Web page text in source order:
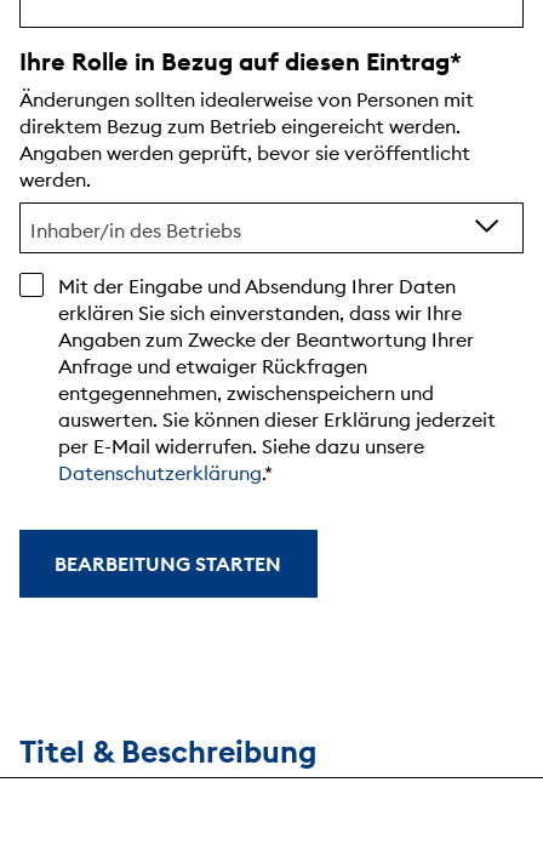
Ihre Rolle in Bezug auf diesen Eintrag
Änderungen sollten idealerweise von Personen mit
direktem Bezug zum Betrieb eingereicht werden.
Angaben werden geprüft, bevor sie veröffentlicht
werden.
Inhaber/in des Betriebs
Mit der Eingabe und Absendung Ihrer Daten
erklären Sie sich einverstanden, dass wir Ihre
Angaben zum Zwecke der Beantwortung Ihrer
Anfrage und etwaiger Rückfragen
entgegennehmen, zwischenspeichern und
auswerten. Sie können dieser Erklärung jederzeit
per E-Mail widerrufen. Siehe dazu unsere
Datenschutzerklärung.
BEARBEITUNG STARTEN
Titel & Beschreibung